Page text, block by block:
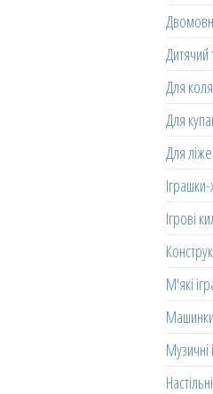
Дитячий
Для
Для
Для
Ігрові
М'які
Музичні